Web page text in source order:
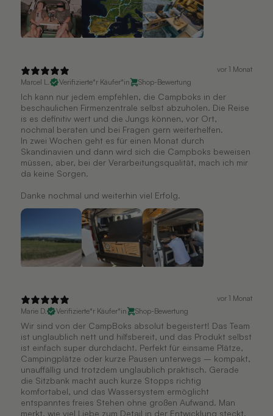
vor 1 Monat
Marcel L.
Verifizierte*r Käufer*in Shop-Bewertung
Ich kann nur jedem empfehlen, die Campboks in der
beschaulichen Firmenzentrale selbst abzuholen. Die Reise
is es definitiv wert und die Jungs können, vor Ort,
nochmal beraten und bei Fragen gern weiterhelfen.
In zwei Wochen geht es für einen Monat durch
Skandinavien und dann wird sich die Campboks beweisen
müssen, aber, bei der Verarbeitungsqualität, mach ich mir
da keine Sorgen.
Danke nochmal und weiterhin viel Erfolg.
vor 1 Monat
Marie D.
Verifizierte*r Käufer*in Shop-Bewertung
Wir sind von der CampBoks absolut begeistert! Das Team
ist unglaublich nett und hilfsbereit, und das Produkt selbst
ist einfach super durchdacht. Perfekt für einsame Plätze,
Campingplätze oder kurze Pausen unterwegs – kompakt,
unauffällig und trotzdem unglaublich praktisch. Gerade
die Sitzbank macht auch kurze Stopps richtig
komfortabel, und das Wassersystem ermöglicht
entspanntes freies Stehen ohne großen Aufwand. Man
merkt, wie viel Liebe zum Detail in der Entwicklung steckt.